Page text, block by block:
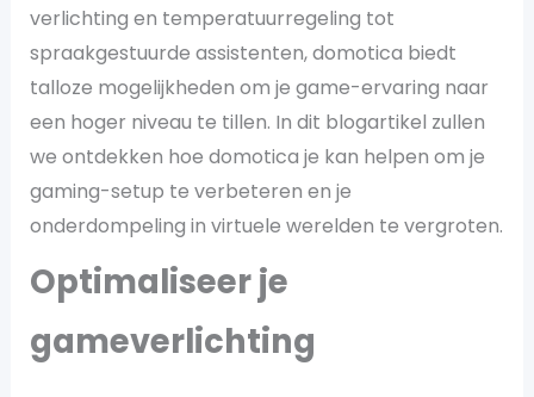
verlichting en temperatuurregeling tot
spraakgestuurde assistenten, domotica biedt
talloze mogelijkheden om je game-ervaring naar
een hoger niveau te tillen. In dit blogartikel zullen
we ontdekken hoe domotica je kan helpen om je
gaming-setup te verbeteren en je
onderdompeling in virtuele werelden te vergroten.
Optimaliseer je
gameverlichting